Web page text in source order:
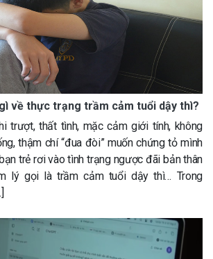
về thực trạng trầm cảm tuổi dậy thì?
trượt, thất tình, mặc cảm giới tính, không
thậm chí “đua đòi” muốn chứng tỏ mình
trẻ rơi vào tình trạng ngược đãi bản thân
lý gọi là trầm cảm tuổi dậy thì… Trong